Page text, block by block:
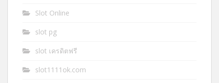
Slot Online
slot pg
slot เครดิตฟรี
slot1111ok.com